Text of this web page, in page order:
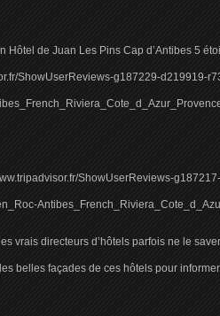
Hôtel de Juan Les Pins Cap d’Antibes 5
ShowUserReviews-g187229-d219919-
ShowUserReviews-
vrais directeurs d’hôtels parfois ne le
belles façades de ces hôtels pour